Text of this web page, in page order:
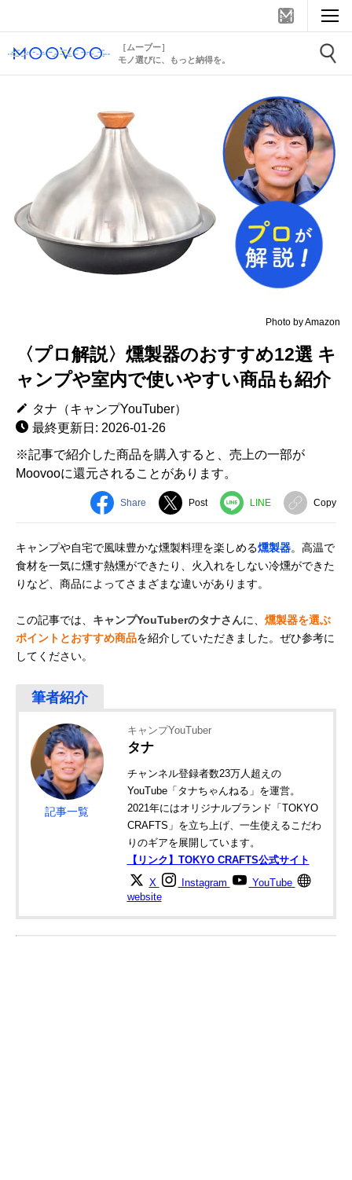
［ムーブー］
モノ選びに、もっと納得を。
Photo by Amazon
〈プロ解説〉燻製器のおすすめ12選 キ
ャンプや室内で使いやすい商品も紹介
タナ（キャンプYouTuber）
最終更新日: 2026-01-26
※記事で紹介した商品を購入すると、売上の一部が
Moovooに還元されることがあります。
Share Post LINE Copy
キャンプや自宅で風味豊かな燻製料理を楽しめる燻製器。高温で
食材を一気に燻す熱燻ができたり、火入れをしない冷燻ができた
りなど、商品によってさまざまな違いがあります。
この記事では、 キャンプYouTuberのタナさんに、 燻製器を選ぶ
ポイントとおすすめ商品を紹介していただきました。ぜひ参考に
してください。
記事一覧
キャンプYouTuber
タナ
チャンネル登録者数23万人超えの
YouTube「タナちゃんねる」を運営。
2021年にはオリジナルブランド「TOKYO
CRAFTS」を立ち上げ、一生使えるこだわ
りのギアを展開しています。
【リンク】TOKYO CRAFTS公式サイト
X Instagram
YouTube
website